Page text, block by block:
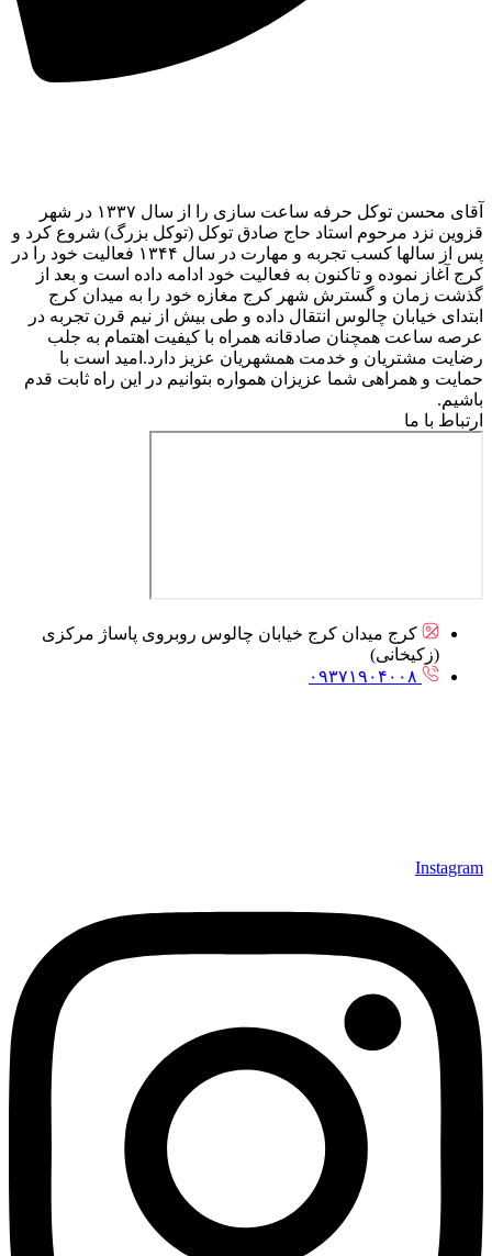
آقای محسن توکل حرفه ساعت سازی را از سال ۱۳۳۷ در شهر
قزوین نزد مرحوم استاد حاج صادق توکل (توکل بزرگ) شروع کرد و
پس از سالها کسب تجربه و مهارت در سال ۱۳۴۴ فعالیت خود را در
کرج آغاز نموده و تاکنون به فعالیت خود ادامه داده است و بعد از
گذشت زمان و گسترش شهر کرج مغازه خود را به میدان کرج
ابتدای خیابان چالوس انتقال داده و طی بیش از نیم قرن تجربه در
عرصه ساعت همچنان صادقانه همراه با کیفیت اهتمام به جلب
رضایت مشتریان و خدمت همشهریان عزیز دارد.امید است با
حمایت و همراهی شما عزیزان همواره بتوانیم در این راه ثابت قدم
باشیم.
ارتباط با ما
کرج میدان کرج خیابان چالوس روبروی پاساژ مرکزی
(زکیخانی)
۰۹۳۷۱۹۰۴۰۰۸
Instagram